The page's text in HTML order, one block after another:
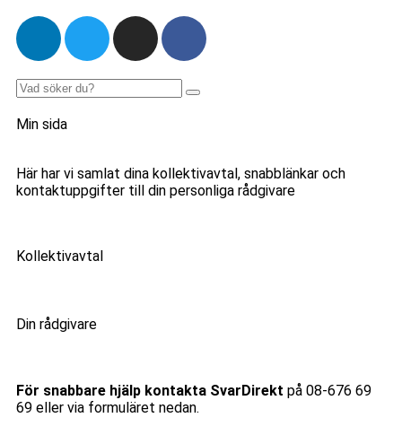
Min sida
Här har vi samlat dina kollektivavtal, snabblänkar och
kontaktuppgifter till din personliga rådgivare
Kollektivavtal
Din rådgivare
För snabbare hjälp kontakta SvarDirekt på 08-676 69
69 eller via formuläret nedan.